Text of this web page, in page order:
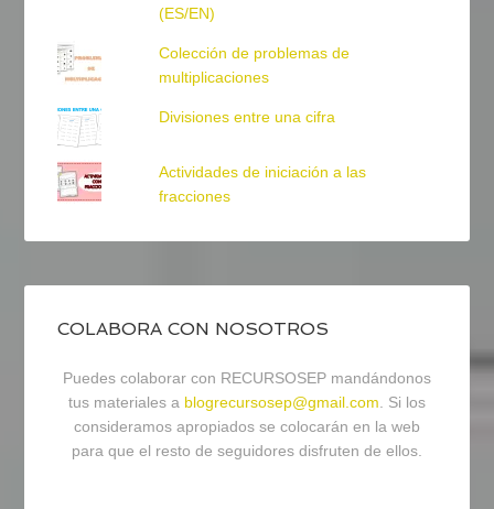
(ES/EN)
Colección de problemas de
multiplicaciones
Divisiones entre una cifra
Actividades de iniciación a las
fracciones
COLABORA CON NOSOTROS
Puedes colaborar con RECURSOSEP mandándonos
tus materiales a blogrecursosep@gmail.com. Si los
consideramos apropiados se colocarán en la web
para que el resto de seguidores disfruten de ellos.